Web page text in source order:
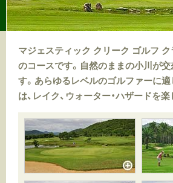
マジェスティック クリーク ゴルフ
のコースです。自然のままの小川が
す。あらゆるレベルのゴルファーに
は、レイク、ウォーター・ハザードを